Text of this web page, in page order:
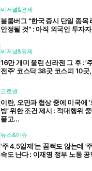
씨저널&경제
블룸버그 "한국 증시 단일 종목
안정될 것" : 아직 외국인 투자
씨저널&경제
16만 개미 울린 신라젠 그 후 : '
전주' 코스닥 38곳 코스피 10
글로벌
이란, 오만과 협상 중에 미국에
방' 위한 조건 제시 : 적대행위
풀고...
뉴스&이슈
'주 4.5일제'는 꿈쩍도 않는데 '
속도 난다 : 이재명 정부 노동